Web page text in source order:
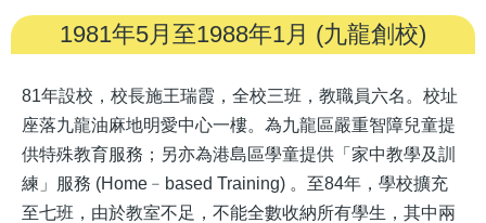
1981年5月至1988年1月 (九龍創校)
81年設校，校長施王瑞霞，全校三班，教職員六名。校址
座落九龍油麻地明愛中心一樓。為九龍區嚴重智障兒童提
供特殊教育服務；另亦為港島區學童提供「家中教學及訓
練」服務 (Home﹣based Training) 。至84年，學校擴充
至七班，由於教室不足，不能全數收納所有學生，其中兩